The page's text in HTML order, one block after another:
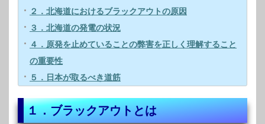
２．北海道におけるブラックアウトの原因
３．北海道の発電の状況
４．原発を止めていることの弊害を正しく理解すること
の重要性
５．日本が取るべき道筋
１．ブラックアウトとは